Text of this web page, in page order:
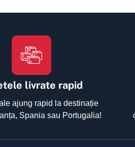
livrate rapid
ajung rapid la destinație
Spania sau Portugalia!